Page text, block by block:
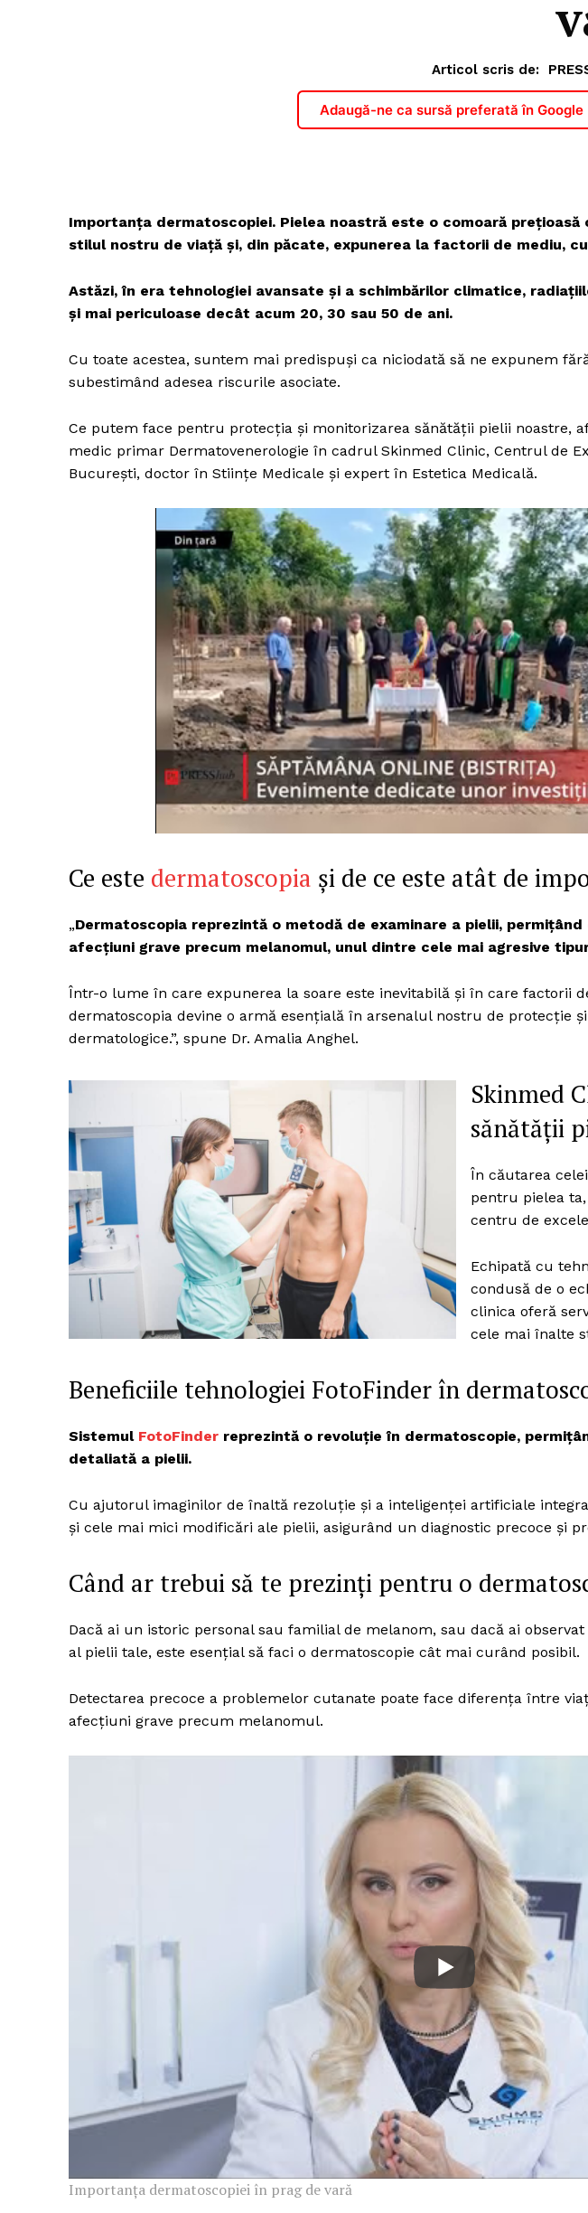
Un proiect
FREEDOM HOUSE
Articol scris de:
Adaugă-ne ca sursă preferată în Google
Importanța dermatoscopiei. Pielea noastră este o comoară
stilul nostru de viață și, din păcate, expunerea la factorii de mediu,
Astăzi, în era tehnologiei avansate și a schimbărilor climatice,
și mai periculoase decât acum 20, 30 sau 50 de ani.
Cu toate acestea, suntem mai predispuși ca niciodată să ne expunem
subestimând adesea riscurile asociate.
Ce putem face pentru protecția și monitorizarea sănătății pielii noastre,
medic primar Dermatovenerologie în cadrul Skinmed Clinic, Centrul de
București, doctor în Stiințe Medicale și expert în Estetica Medicală.
Ce este dermatoscopia și de ce este atât de
„Dermatoscopia reprezintă o metodă de examinare a pielii,
afecțiuni grave precum melanomul, unul dintre cele mai agresive
Într-o lume în care expunerea la soare este inevitabilă și în care factorii
dermatoscopia devine o armă esențială în arsenalul nostru de protecție
dermatologice.”, spune Dr. Amalia Anghel.
Skinmed
sănătății
În căutarea
pentru pielea
centru de
Echipată cu
condusă de o
clinica oferă
cele mai înalte
Beneficiile tehnologiei FotoFinder în
Sistemul FotoFinder reprezintă o revoluție în dermatoscopie,
detaliată a pielii.
Cu ajutorul imaginilor de înaltă rezoluție și a inteligenței artificiale
și cele mai mici modificări ale pielii, asigurând un diagnostic precoce și
Când ar trebui să te prezinți pentru o
Dacă ai un istoric personal sau familial de melanom, sau dacă ai
al pielii tale, este esențial să faci o dermatoscopie cât mai curând posibil.
Detectarea precoce a problemelor cutanate poate face diferența între
afecțiuni grave precum melanomul.
Importanța dermatoscopiei în prag de vară